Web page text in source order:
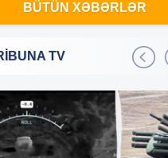
filmə görə Azərbaycan 1
milyon dollar ödəyə bilər?
Bakıda 2,5 milyon manata
Sərdar Ortaç xəstəxanaya
yerləşdirilib?
BÜTÜN XƏBƏRLƏR
TV